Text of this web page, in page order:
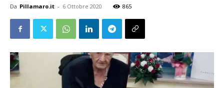
Da Pillamaro.it - 6 Ottobre 2020 865